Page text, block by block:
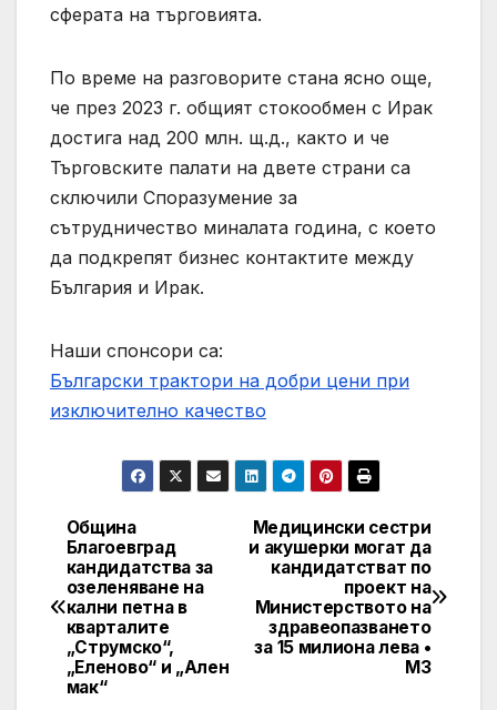
сферата на търговията.
По време на разговорите стана ясно още,
че през 2023 г. общият стокообмен с Ирак
достига над 200 млн. щ.д., както и че
Търговските палати на двете страни са
сключили Споразумение за
сътрудничество миналата година, с което
да подкрепят бизнес контактите между
България и Ирак.
Наши спонсори са:
Български трактори на добри цени при
изключително качество
Post
navigation
Медицински сестри
и акушерки могат да
кандидатстват по
проект на
Министерството на
здравеопазването
за 15 милиона лева •
МЗ
Община
Благоевград
кандидатства за
озеленяване на
кални петна в
кварталите
„Струмско“,
„Еленово“ и „Ален
мак“